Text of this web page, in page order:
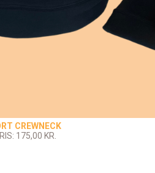
CREWNECK
175,00 KR.